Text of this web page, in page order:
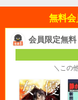
無料会
会員限定無料
＼この